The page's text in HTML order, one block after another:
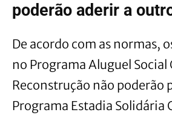
poderão aderir a
De acordo com as normas,
no Programa Aluguel Social
Reconstrução não poderão
Programa Estadia Solidária